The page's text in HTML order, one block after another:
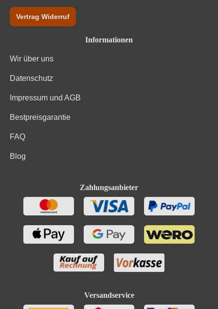
Vertrag Widerruf
Informationen
Wir über uns
Datenschutz
Impressum und AGB
Bestpreisgarantie
FAQ
Blog
Zahlungsanbieter
Versandservice